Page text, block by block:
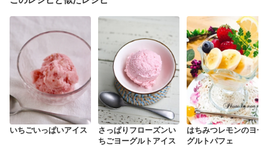
いちごいっぱいアイス
さっぱりフローズンい
ちごヨーグルトアイス
はちみつレモンのヨー
グルトパフェ